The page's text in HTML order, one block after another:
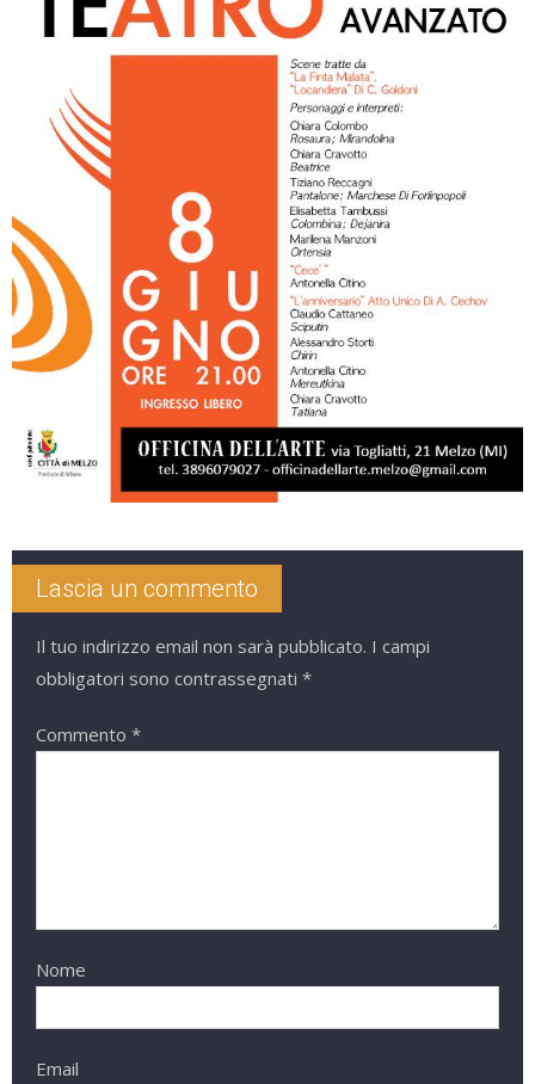
Lascia un commento
Il tuo indirizzo email non sarà pubblicato. I campi
obbligatori sono contrassegnati *
Commento *
Nome
Email